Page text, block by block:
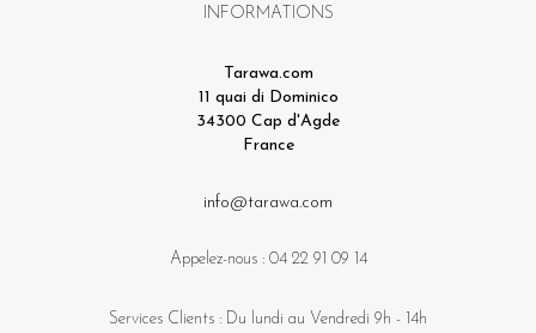
INFORMATIONS
Tarawa.com
11 quai di Dominico
34300 Cap d'Agde
France
info@tarawa.com
Appelez-nous : 04 22 91 09 14
Services Clients : Du lundi au Vendredi 9h - 14h